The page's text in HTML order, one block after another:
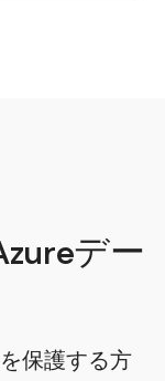
デー
保護する方